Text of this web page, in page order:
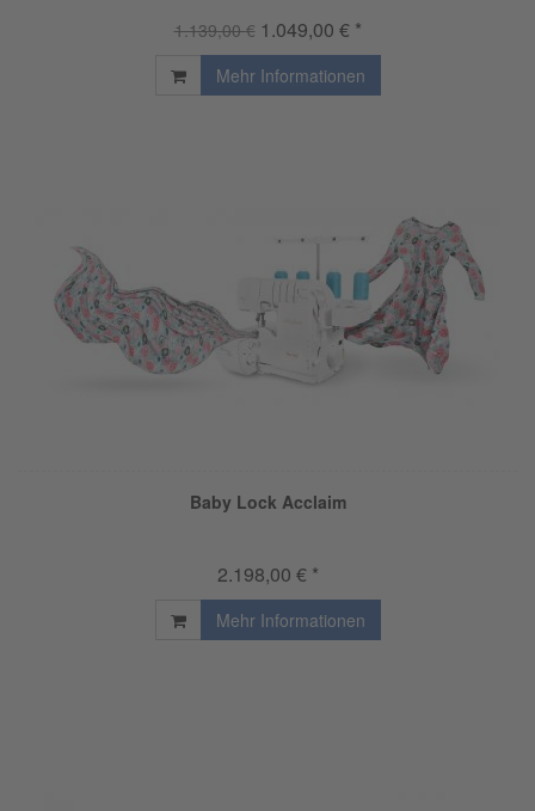
1.139,00 € 1.049,00 € *
Mehr Informationen
Baby Lock Acclaim
2.198,00 € *
Mehr Informationen